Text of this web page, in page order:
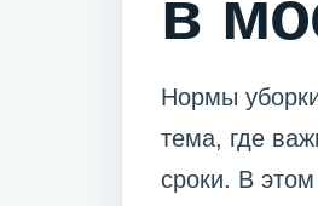
Нормы
тема, где
сроки. В